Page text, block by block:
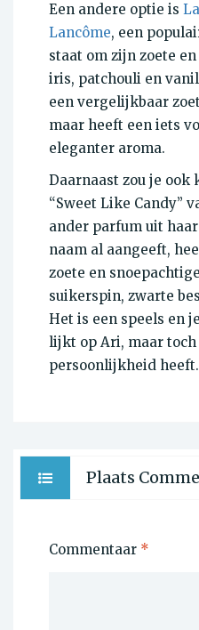
Een andere optie is
Lancôme, een
staat om zijn zoete
iris, patchouli en
een vergelijkbaar
maar heeft een iets
eleganter aroma.
Daarnaast zou je
“Sweet Like Candy”
ander parfum uit
naam al aangeeft,
zoete en
suikerspin, zwarte
Het is een speels en
lijkt op Ari, maar toch
persoonlijkheid heeft.
Plaats
Commentaar *